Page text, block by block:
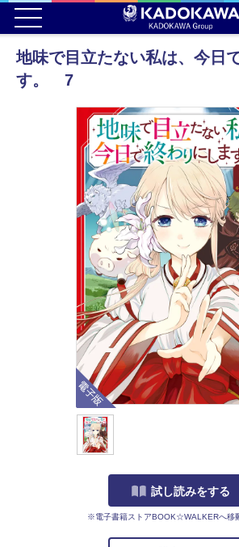
地味で目立たない私は、今日
す。 7
電子版
試し読みをする
※電子書籍ストアBOOK☆WALKERへ移